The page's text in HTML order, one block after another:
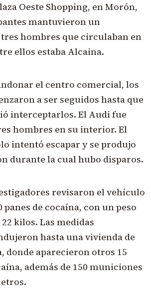
Oeste Shopping, en Morón,
mantuvieron un
hombres que circulaban en
ellos estaba Alcaina.
el centro comercial, los
a ser seguidos hasta que
interceptarlos. El Audi fue
hombres en su interior. El
intentó escapar y se produjo
durante la cual hubo disparos.
revisaron el vehículo
de cocaína, con un peso
kilos. Las medidas
hasta una vivienda de
donde aparecieron otros 15
además de 150 municiones